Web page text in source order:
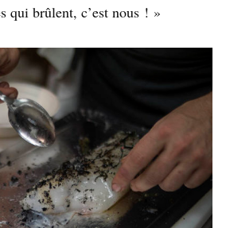
qui brûlent, c’est nous ! »